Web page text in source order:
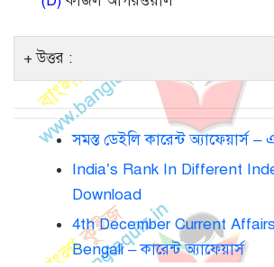
উত্তর :
সমস্ত ডেইলি কারেন্ট অ্যাফেয়ার্স
India’s Rank In Different
Download
4th December Current
Bengali – কারেন্ট অ্যাফেয়ার্স